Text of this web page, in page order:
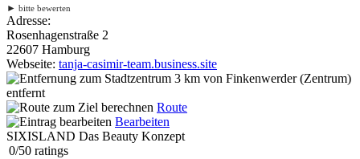
► bitte bewerten
Adresse:
Rosenhagenstraße 2
22607 Hamburg
Webseite: tanja-casimir-team.business.site
3 km von Finkenwerder (Zentrum)
entfernt
Route
Bearbeiten
SIXISLAND Das Beauty Konzept
0/50 ratings